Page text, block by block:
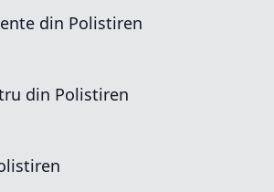
din Polistiren
Baza Pilastru din Polistiren